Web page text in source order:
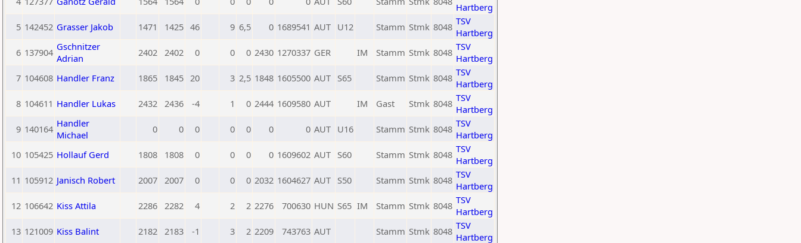
Hartberg
5 142452 Grasser Jakob 1471 1425 46 9 6,5 0 1689541 AUT U12 Stamm Stmk 8048 TSV
Hartberg
6 137904 Gschnitzer
Adrian
2402 2402 0 0 0 2430 1270337 GER IM Stamm Stmk 8048 TSV
Hartberg
7 104608 Handler Franz 1865 1845 20 3 2,5 1848 1605500 AUT S65 Stamm Stmk 8048 TSV
Hartberg
8 104611 Handler Lukas 2432 2436 -4 1 0 2444 1609580 AUT IM Gast Stmk 8048 TSV
Hartberg
9 140164 Handler
Michael
0 0 0 0 0 0 0 AUT U16 Stamm Stmk 8048 TSV
Hartberg
10 105425 Hollauf Gerd 1808 1808 0 0 0 0 1609602 AUT S60 Stamm Stmk 8048 TSV
Hartberg
11 105912 Janisch Robert 2007 2007 0 0 0 2032 1604627 AUT S50 Stamm Stmk 8048 TSV
Hartberg
12 106642 Kiss Attila 2286 2282 4 2 2 2276 700630 HUN S65 IM Stamm Stmk 8048 TSV
Hartberg
13 121009 Kiss Balint 2182 2183 -1 3 2 2209 743763 AUT Stamm Stmk 8048 TSV
Hartberg